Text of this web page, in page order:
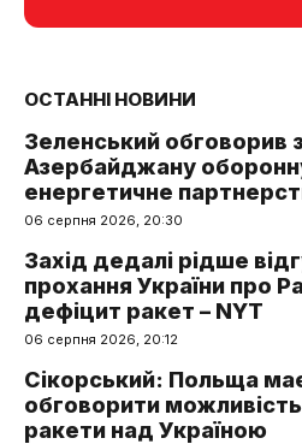
ОСТАННІ НОВИНИ
Зеленський обговорив
Азербайджану
енергетичне
06 серпня 2026, 20:30
Захід дедалі рідше
прохання України про
дефіцит ракет – NYT
06 серпня 2026, 20:12
Сікорський: Польща
обговорити можливість
ракети над Україною